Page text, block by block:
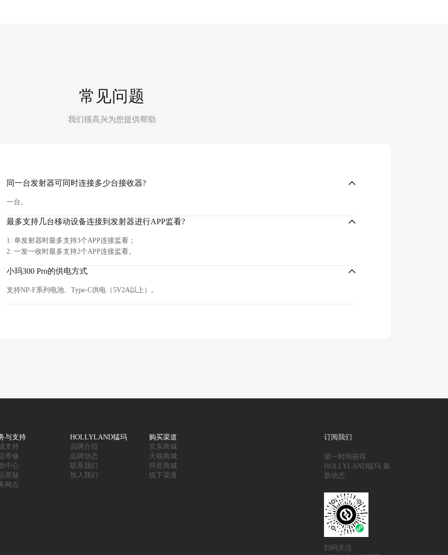
常见问题
我们很高兴为您提供帮助
同一台发射器可同时连接多少台接收器?
一台。
最多支持几台移动设备连接到发射器进行APP监看?
1. 单发射器时最多支持3个APP连接监看；
2. 一发一收时最多支持2个APP连接监看。
小玛300 Pro的供电方式
支持NP-F系列电池、Type-C供电（5V2A以上）。
与支持
支持
寄修
中心
答疑
网点
HOLLYLAND猛玛
品牌介绍
品牌动态
联系我们
加入我们
购买渠道
京东商城
天猫商城
抖音商城
线下渠道
订阅我们
第一时间获得
HOLLYLAND猛玛 最
新动态
扫码关注